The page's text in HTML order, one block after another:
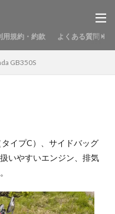
用規約・約款 よくある質問
GB350S
イプC）、サイドバッグ
いやすいエンジン、排気